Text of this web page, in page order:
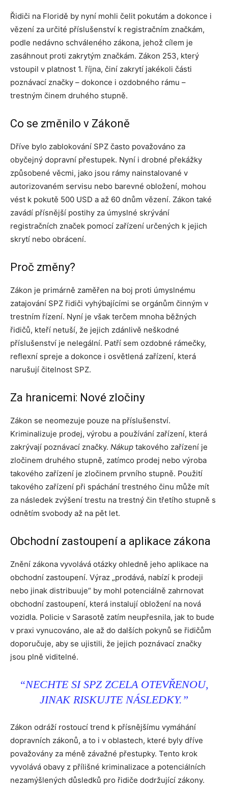
Řidiči na Floridě by nyní mohli čelit pokutám a dokonce i
vězení za určité příslušenství k registračním značkám,
podle nedávno schváleného zákona, jehož cílem je
zasáhnout proti zakrytým značkám. Zákon 253, který
vstoupil v platnost 1. října, činí zakrytí jakékoli části
poznávací značky – dokonce i ozdobného rámu –
trestným činem druhého stupně.
Co se změnilo v Zákoně
Dříve bylo zablokování SPZ často považováno za
obyčejný dopravní přestupek. Nyní i drobné překážky
způsobené věcmi, jako jsou rámy nainstalované v
autorizovaném servisu nebo barevné obložení, mohou
vést k pokutě 500 USD a až 60 dnům vězení. Zákon také
zavádí přísnější postihy za úmyslné skrývání
registračních značek pomocí zařízení určených k jejich
skrytí nebo obrácení.
Proč změny?
Zákon je primárně zaměřen na boj proti úmyslnému
zatajování SPZ řidiči vyhýbajícími se orgánům činným v
trestním řízení. Nyní je však terčem mnoha běžných
řidičů, kteří netuší, že jejich zdánlivě neškodné
příslušenství je nelegální. Patří sem ozdobné rámečky,
reflexní spreje a dokonce i osvětlená zařízení, která
narušují čitelnost SPZ.
Za hranicemi: Nové zločiny
Zákon se neomezuje pouze na příslušenství.
Kriminalizuje prodej, výrobu a používání zařízení, která
zakrývají poznávací značky. Nákup takového zařízení je
zločinem druhého stupně, zatímco prodej nebo výroba
takového zařízení je zločinem prvního stupně. Použití
takového zařízení při spáchání trestného činu může mít
za následek zvýšení trestu na trestný čin třetího stupně s
odnětím svobody až na pět let.
Obchodní zastoupení a aplikace zákona
Znění zákona vyvolává otázky ohledně jeho aplikace na
obchodní zastoupení. Výraz „prodává, nabízí k prodeji
nebo jinak distribuuje“ by mohl potenciálně zahrnovat
obchodní zastoupení, která instalují obložení na nová
vozidla. Policie v Sarasotě zatím neupřesnila, jak to bude
v praxi vynucováno, ale až do dalších pokynů se řidičům
doporučuje, aby se ujistili, že jejich poznávací značky
jsou plně viditelné.
“NECHTE SI SPZ ZCELA OTEVŘENOU,
JINAK RISKUJTE NÁSLEDKY.”
Zákon odráží rostoucí trend k přísnějšímu vymáhání
dopravních zákonů, a to i v oblastech, které byly dříve
považovány za méně závažné přestupky. Tento krok
vyvolává obavy z přílišné kriminalizace a potenciálních
nezamýšlených důsledků pro řidiče dodržující zákony.